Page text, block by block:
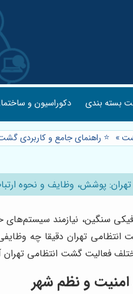
بسته بندی دکوراسیون و
» ⭐️ راهنمای جامع و کاربردی
پوشش، وظایف و نحوه
سنگین، نیازمند
تهران دقیقا چه
فعالیت گشت انتظامی تهران
و نظم شهر